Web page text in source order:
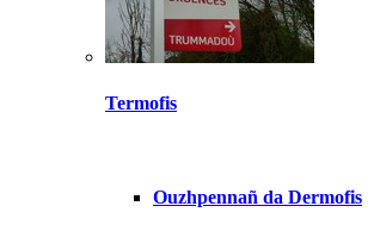
Termofis
Ouzhpennañ da Dermofis